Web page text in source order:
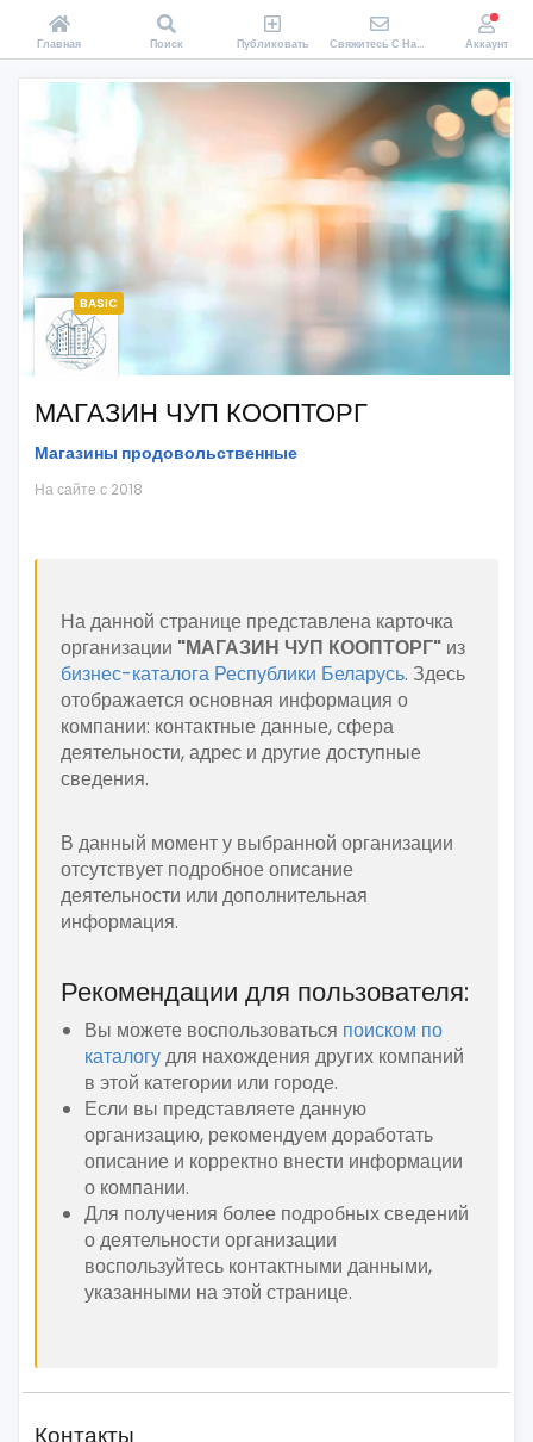
BASIC
МАГАЗИН ЧУП КООПТОРГ
Магазины продовольственные
На сайте с 2018
На данной странице представлена карточка
организации "МАГАЗИН ЧУП КООПТОРГ" из
бизнес-каталога Республики Беларусь. Здесь
отображается основная информация о
компании: контактные данные, сфера
деятельности, адрес и другие доступные
сведения.
В данный момент у выбранной организации
отсутствует подробное описание
деятельности или дополнительная
информация.
Рекомендации для пользователя:
Вы можете воспользоваться поиском по
каталогудля нахождения других компаний
в этой категории или городе.
Если вы представляете данную
организацию, рекомендуем доработать
описание и корректно внести информации
о компании.
Для получения более подробных сведений
о деятельности организации
воспользуйтесь контактными данными,
указанными на этой странице.
Контакты
Главная Поиск Публиковать Свяжитесь С Нами Аккаунт